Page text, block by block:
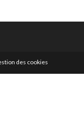
des cookies